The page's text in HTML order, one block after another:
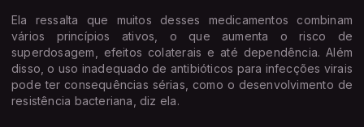
Ela ressalta que muitos desses medicamentos combinam
vários princípios ativos, o que aumenta o risco de
superdosagem, efeitos colaterais e até dependência. Além
disso, o uso inadequado de antibióticos para infecções virais
pode ter consequências sérias, como o desenvolvimento de
resistência bacteriana, diz ela.